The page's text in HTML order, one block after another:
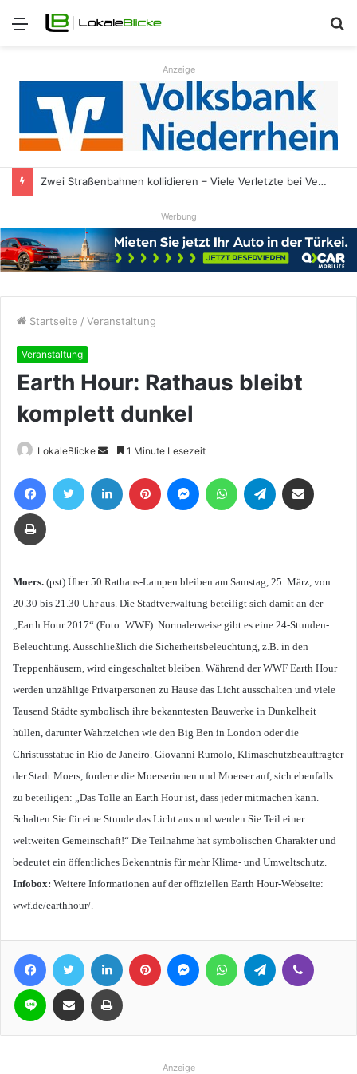
Menü
Anzeige
Zwei Straßenbahnen kollidieren – Viele Verletzte bei Verkehrsunfall
Werbung
Startseite / Veranstaltung
Veranstaltung
Earth Hour: Rathaus bleibt
komplett dunkel
LokaleBlicke
Sende
eine
E-
1 Minute Lesezeit
FacebookTwitter LinkedIn Pinterest MessengerWhatsAppTelegram
Drucken
Moers. (pst) Über 50 Rathaus-Lampen bleiben am Samstag, 25. März, von
20.30 bis 21.30 Uhr aus. Die Stadtverwaltung beteiligt sich damit an der
„Earth Hour 2017“ (Foto: WWF). Normalerweise gibt es eine 24-Stunden-
Beleuchtung. Ausschließlich die Sicherheitsbeleuchtung, z.B. in den
Treppenhäusern, wird eingeschaltet bleiben. Während der WWF Earth Hour
werden unzählige Privatpersonen zu Hause das Licht ausschalten und viele
Tausend Städte symbolisch ihre bekanntesten Bauwerke in Dunkelheit
hüllen, darunter Wahrzeichen wie den Big Ben in London oder die
Christusstatue in Rio de Janeiro. Giovanni Rumolo, Klimaschutzbeauftragter
der Stadt Moers, forderte die Moerserinnen und Moerser auf, sich ebenfalls
zu beteiligen: „Das Tolle an Earth Hour ist, dass jeder mitmachen kann.
Schalten Sie für eine Stunde das Licht aus und werden Sie Teil einer
weltweiten Gemeinschaft!“ Die Teilnahme hat symbolischen Charakter und
bedeutet ein öffentliches Bekenntnis für mehr Klima- und Umweltschutz.
Infobox: Weitere Informationen auf der offiziellen Earth Hour-Webseite:
wwf.de/earthhour/.
FacebookTwitter LinkedIn Pinterest MessengerWhatsAppTelegram
Line Teile per E-Mail Drucken
Anzeige